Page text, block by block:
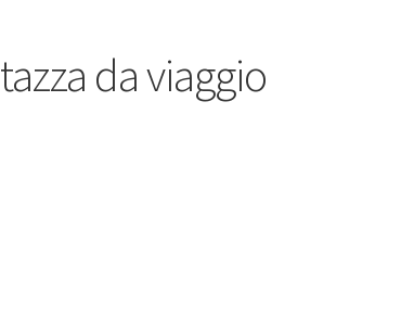
tazza da viaggio